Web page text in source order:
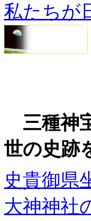
私たちが
三種神
世の史跡
史貴御県
大神神社